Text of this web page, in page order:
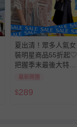
夏出清！眾多人氣女
裝明星商品55折起♡
把握季末最後大特價
～最新開團
$289